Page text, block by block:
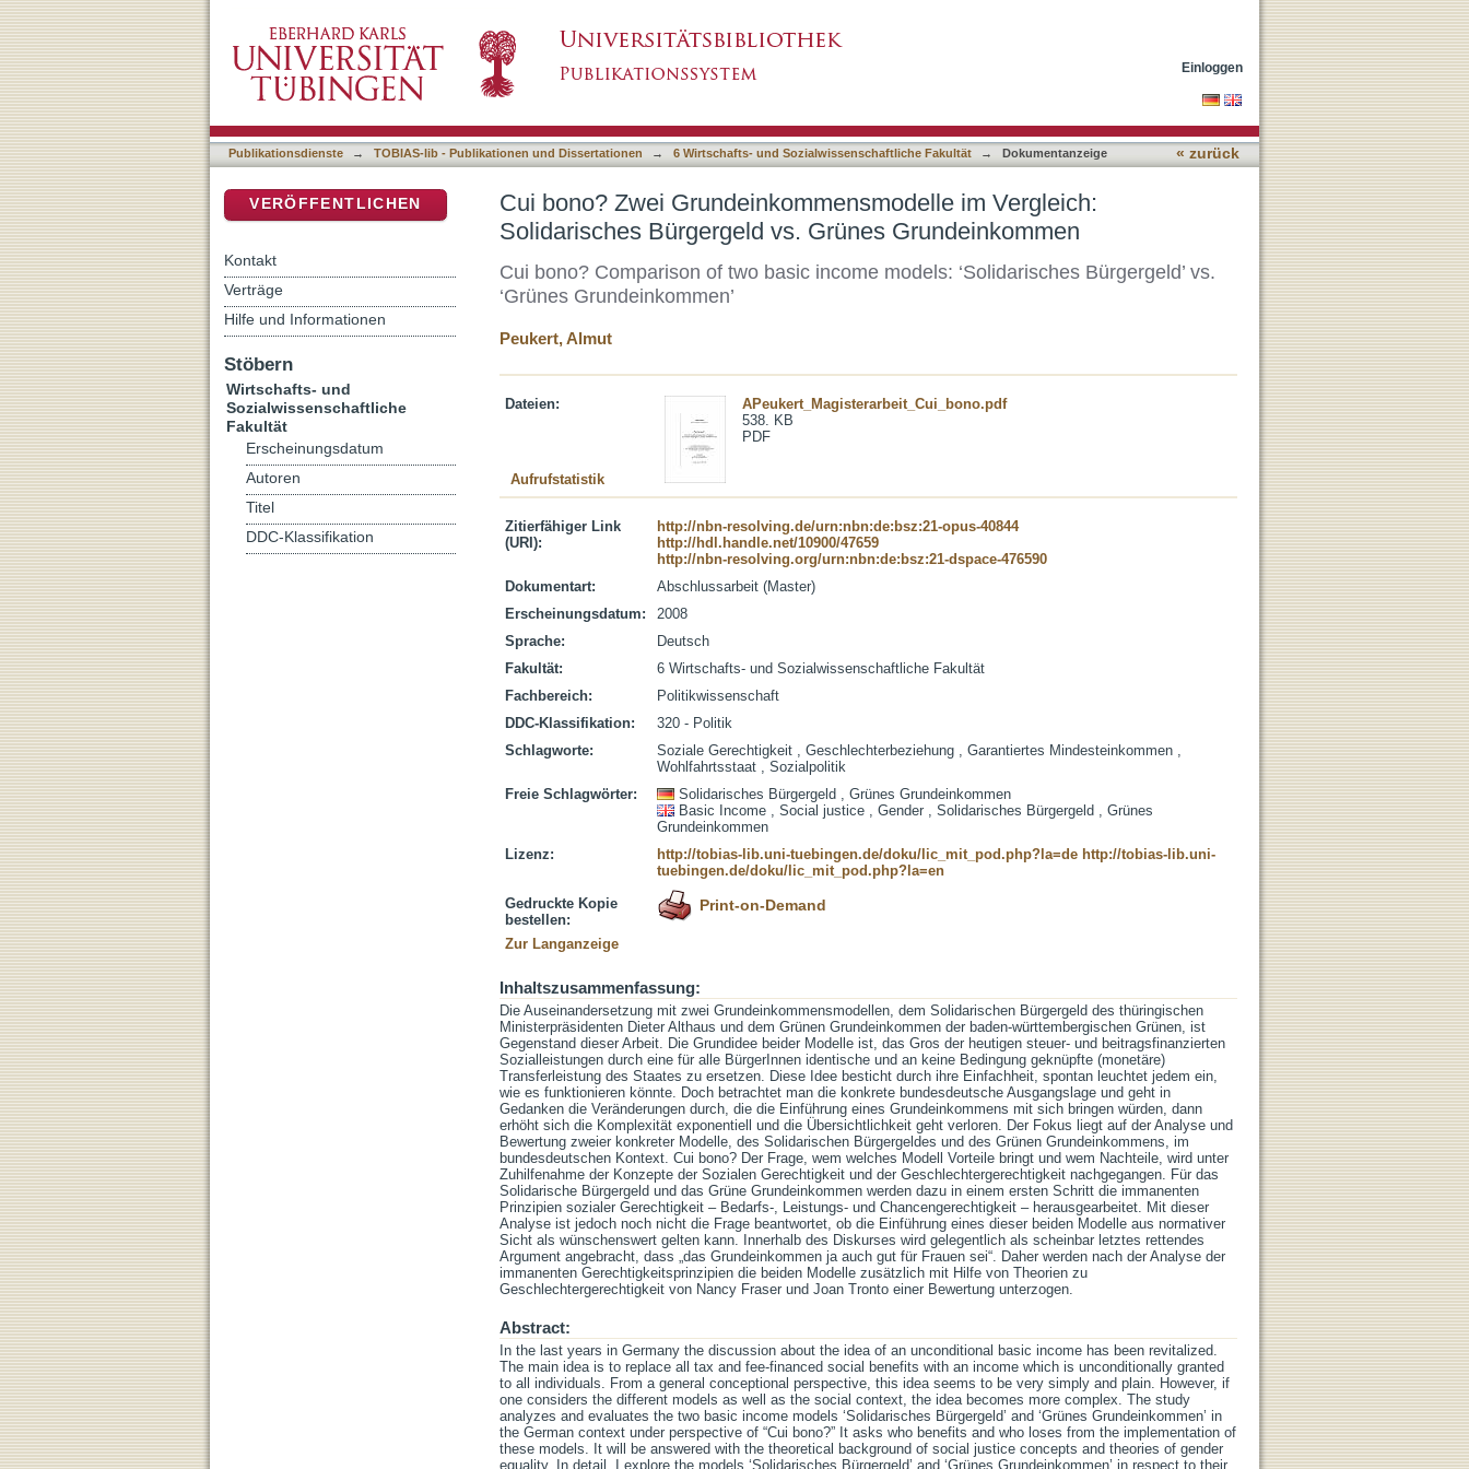
Grundeinkommen
Einloggen
Publikationsdienste → TOBIAS-lib - Publikationen und Dissertationen → 6 Wirtschafts- und Sozialwissenschaftliche Fakultät → Dokumentanzeige « zurück
Cui bono? Zwei Grundeinkommensmodelle im Vergleich:
Solidarisches Bürgergeld vs. Grünes Grundeinkommen
Cui bono? Comparison of two basic income models: ‘Solidarisches Bürgergeld’ vs.
‘Grünes Grundeinkommen’
Peukert, Almut
Dateien:
APeukert_Magisterarbeit_Cui_bono.pdf
538. KB
PDF
Aufrufstatistik
Zitierfähiger Link
(URI):
http://nbn-resolving.de/urn:nbn:de:bsz:21-opus-40844
http://hdl.handle.net/10900/47659
http://nbn-resolving.org/urn:nbn:de:bsz:21-dspace-476590
Dokumentart:
Abschlussarbeit (Master)
Erscheinungsdatum:
2008
Sprache:
Deutsch
Fakultät:
6 Wirtschafts- und Sozialwissenschaftliche Fakultät
Fachbereich:
Politikwissenschaft
DDC-Klassifikation:
320 - Politik
Schlagworte:
Soziale Gerechtigkeit , Geschlechterbeziehung , Garantiertes Mindesteinkommen ,
Wohlfahrtsstaat , Sozialpolitik
Freie Schlagwörter:
Solidarisches Bürgergeld , Grünes Grundeinkommen
Basic Income , Social justice , Gender , Solidarisches Bürgergeld , Grünes
Grundeinkommen
Lizenz:
http://tobias-lib.uni-tuebingen.de/doku/lic_mit_pod.php?la=de http://tobias-lib.uni-
tuebingen.de/doku/lic_mit_pod.php?la=en
Gedruckte Kopie
bestellen:
Print-on-Demand
Zur Langanzeige
Inhaltszusammenfassung:
Die Auseinandersetzung mit zwei Grundeinkommensmodellen, dem Solidarischen Bürgergeld des thüringischen
Ministerpräsidenten Dieter Althaus und dem Grünen Grundeinkommen der baden-württembergischen Grünen, ist
Gegenstand dieser Arbeit. Die Grundidee beider Modelle ist, das Gros der heutigen steuer- und beitragsfinanzierten
Sozialleistungen durch eine für alle BürgerInnen identische und an keine Bedingung geknüpfte (monetäre)
Transferleistung des Staates zu ersetzen. Diese Idee besticht durch ihre Einfachheit, spontan leuchtet jedem ein,
wie es funktionieren könnte. Doch betrachtet man die konkrete bundesdeutsche Ausgangslage und geht in
Gedanken die Veränderungen durch, die die Einführung eines Grundeinkommens mit sich bringen würden, dann
erhöht sich die Komplexität exponentiell und die Übersichtlichkeit geht verloren. Der Fokus liegt auf der Analyse und
Bewertung zweier konkreter Modelle, des Solidarischen Bürgergeldes und des Grünen Grundeinkommens, im
bundesdeutschen Kontext. Cui bono? Der Frage, wem welches Modell Vorteile bringt und wem Nachteile, wird unter
Zuhilfenahme der Konzepte der Sozialen Gerechtigkeit und der Geschlechtergerechtigkeit nachgegangen. Für das
Solidarische Bürgergeld und das Grüne Grundeinkommen werden dazu in einem ersten Schritt die immanenten
Prinzipien sozialer Gerechtigkeit – Bedarfs-, Leistungs- und Chancengerechtigkeit – herausgearbeitet. Mit dieser
Analyse ist jedoch noch nicht die Frage beantwortet, ob die Einführung eines dieser beiden Modelle aus normativer
Sicht als wünschenswert gelten kann. Innerhalb des Diskurses wird gelegentlich als scheinbar letztes rettendes
Argument angebracht, dass „das Grundeinkommen ja auch gut für Frauen sei“. Daher werden nach der Analyse der
immanenten Gerechtigkeitsprinzipien die beiden Modelle zusätzlich mit Hilfe von Theorien zu
Geschlechtergerechtigkeit von Nancy Fraser und Joan Tronto einer Bewertung unterzogen.
Abstract:
In the last years in Germany the discussion about the idea of an unconditional basic income has been revitalized.
The main idea is to replace all tax and fee-financed social benefits with an income which is unconditionally granted
to all individuals. From a general conceptional perspective, this idea seems to be very simply and plain. However, if
one considers the different models as well as the social context, the idea becomes more complex. The study
analyzes and evaluates the two basic income models ‘Solidarisches Bürgergeld’ and ‘Grünes Grundeinkommen’ in
the German context under perspective of “Cui bono?” It asks who benefits and who loses from the implementation of
these models. It will be answered with the theoretical background of social justice concepts and theories of gender
equality. In detail, I explore the models ‘Solidarisches Bürgergeld’ and ‘Grünes Grundeinkommen’ in respect to their
VERÖFFENTLICHEN
Kontakt
Verträge
Hilfe und Informationen
Stöbern
Wirtschafts- und
Sozialwissenschaftliche
Fakultät
Erscheinungsdatum
Autoren
Titel
DDC-Klassifikation